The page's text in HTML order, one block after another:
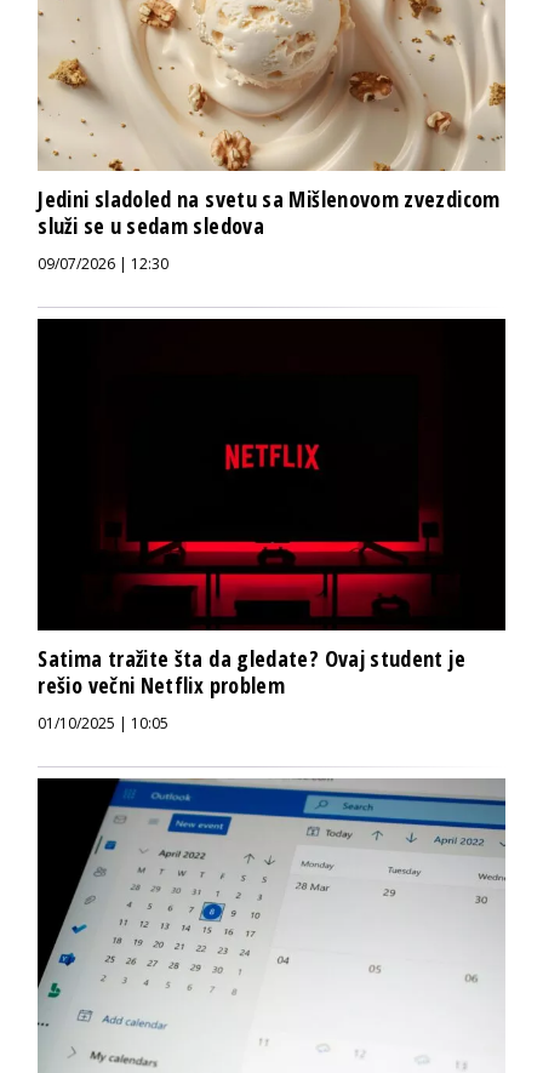
Jedini sladoled na svetu sa Mišlenovom zvezdicom
služi se u sedam sledova
09/07/2026 | 12:30
Satima tražite šta da gledate? Ovaj student je
rešio večni Netflix problem
01/10/2025 | 10:05